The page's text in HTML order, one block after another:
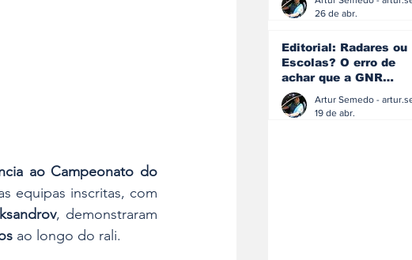
ao Campeonato do
, demonstraram
ao longo do rali.
26 de abr.
Editorial: Radares ou
Escolas? O erro de
achar que a GNR
resolve o que a
educação falhou
19 de abr.